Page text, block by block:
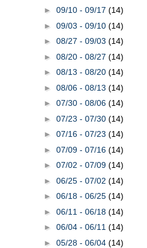
► 09/10 - 09/17 (14)
► 09/03 - 09/10 (14)
► 08/27 - 09/03 (14)
► 08/20 - 08/27 (14)
► 08/13 - 08/20 (14)
► 08/06 - 08/13 (14)
► 07/30 - 08/06 (14)
► 07/23 - 07/30 (14)
► 07/16 - 07/23 (14)
► 07/09 - 07/16 (14)
► 07/02 - 07/09 (14)
► 06/25 - 07/02 (14)
► 06/18 - 06/25 (14)
► 06/11 - 06/18 (14)
► 06/04 - 06/11 (14)
► 05/28 - 06/04 (14)